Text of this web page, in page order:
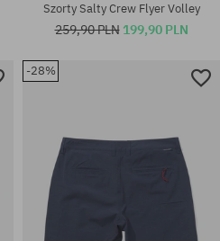
Szorty Salty Crew Flyer Volley
259,90 PLN 199,90 PLN
-28%